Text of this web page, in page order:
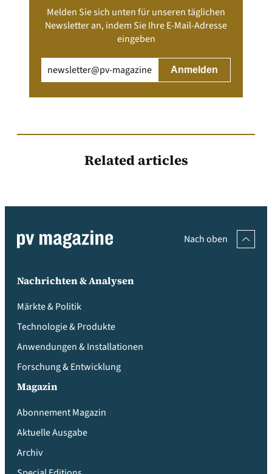
Melden Sie sich unten für unseren täglichen
Newsletter an, indem Sie Ihre E-Mail-Adresse
eingeben
(erforderlich)
Related articles
Nach oben
Nachrichten & Analysen
Märkte & Politik
Technologie & Produkte
Anwendungen & Installationen
Forschung & Entwicklung
Magazin
Abonnement Magazin
Aktuelle Ausgabe
Archiv